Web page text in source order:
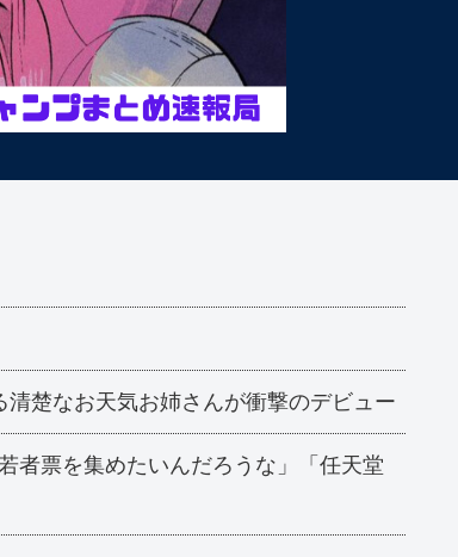
楚なお天気お姉さんが衝撃のデビュー
者票を集めたいんだろうな」「任天堂